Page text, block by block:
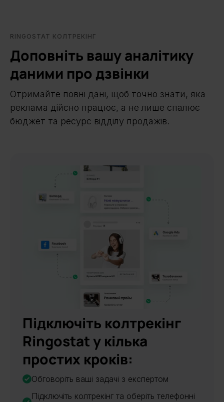
RINGOSTAT КОЛТРЕКІНГ
Доповніть вашу аналітику
даними про дзвінки
Отримайте повні дані, щоб точно знати, яка
реклама дійсно працює, а не лише спалює
бюджет та ресурс відділу продажів.
Підключіть колтрекінг
Ringostat у кілька
простих кроків:
Обговоріть ваші задачі з експертом
Підключіть колтрекінг та оберіть телефонні